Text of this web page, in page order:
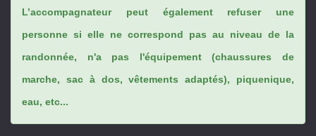
L’accompagnateur peut également refuser une
personne si elle ne correspond pas au niveau de la
randonnée, n'a pas l'équipement (chaussures de
marche, sac à dos, vêtements adaptés), piquenique,
eau, etc...